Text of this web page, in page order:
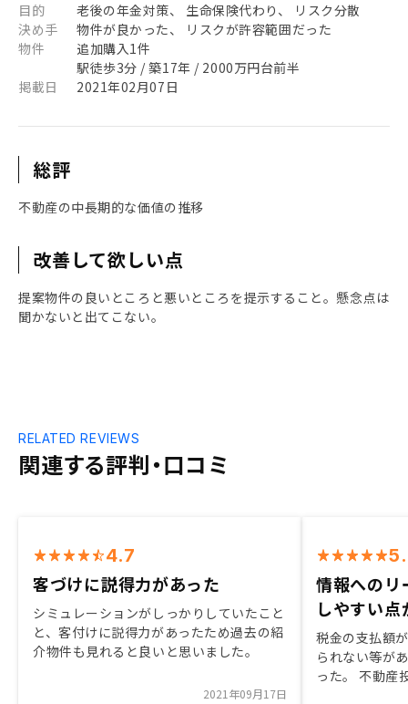
目的
老後の年金対策、 生命保険代わり、 リスク分散
決め手
物件が良かった、 リスクが許容範囲だった
物件
追加購入1件
駅徒歩3分 / 築17年 / 2000万円台前半
掲載日
2021年02月07日
総評
不動産の中長期的な価値の推移
改善して欲しい点
提案物件の良いところと悪いところを提示すること。懸念点は
聞かないと出てこない。
関連する評判・口コミ
RELATED REVIEWS
4.7
客づけに説得力があった
シミュレーションがしっかりしていたこと
と、客付けに説得力があったため過去の紹
介物件も見れると良いと思いました。
2021年09月17日
情報へのリ
しやすい
税金の支払額
られない等が
った。 不動産